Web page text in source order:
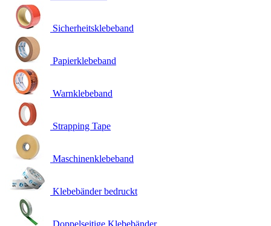
Sicherheitsklebeband
Papierklebeband
Warnklebeband
Strapping Tape
Maschinenklebeband
Klebebänder bedruckt
Doppelseitige Klebebänder